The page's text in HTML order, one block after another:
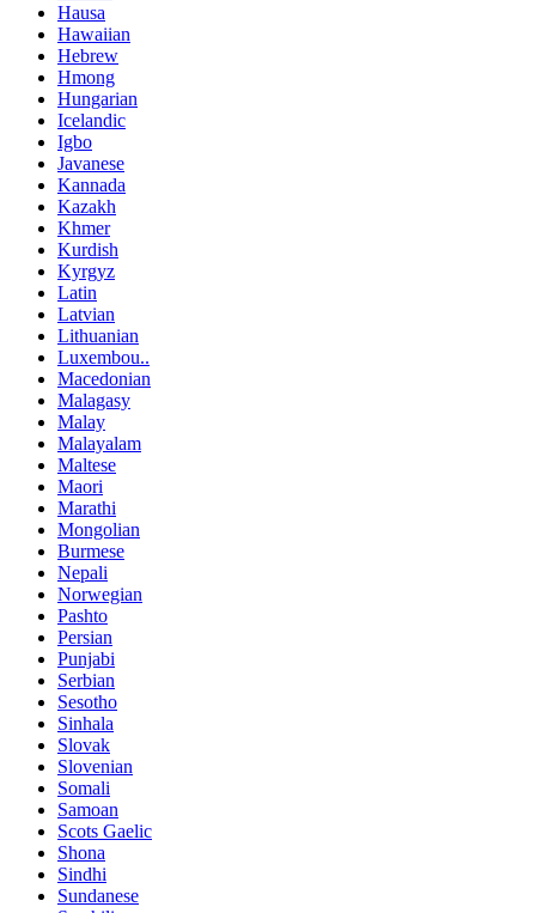
Hausa
Hawaiian
Hebrew
Hmong
Hungarian
Icelandic
Igbo
Javanese
Kannada
Kazakh
Khmer
Kurdish
Kyrgyz
Latin
Latvian
Lithuanian
Luxembou..
Macedonian
Malagasy
Malay
Malayalam
Maltese
Maori
Marathi
Mongolian
Burmese
Nepali
Norwegian
Pashto
Persian
Punjabi
Serbian
Sesotho
Sinhala
Slovak
Slovenian
Somali
Samoan
Scots Gaelic
Shona
Sindhi
Sundanese